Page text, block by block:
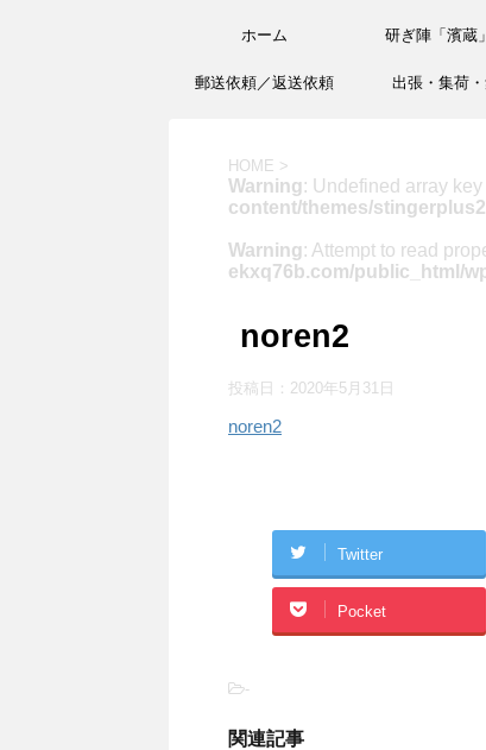
ホーム 研ぎ陣「濱蔵
郵送依頼／返送依頼 出張・集荷
HOME >
Warning: Undefined array key
content/themes/
Warning: Attempt to read
ekxq76b.com/public_html/
noren2
投稿日： 2020年5月31日
noren2
Twitter
Pocket
-
関連記事